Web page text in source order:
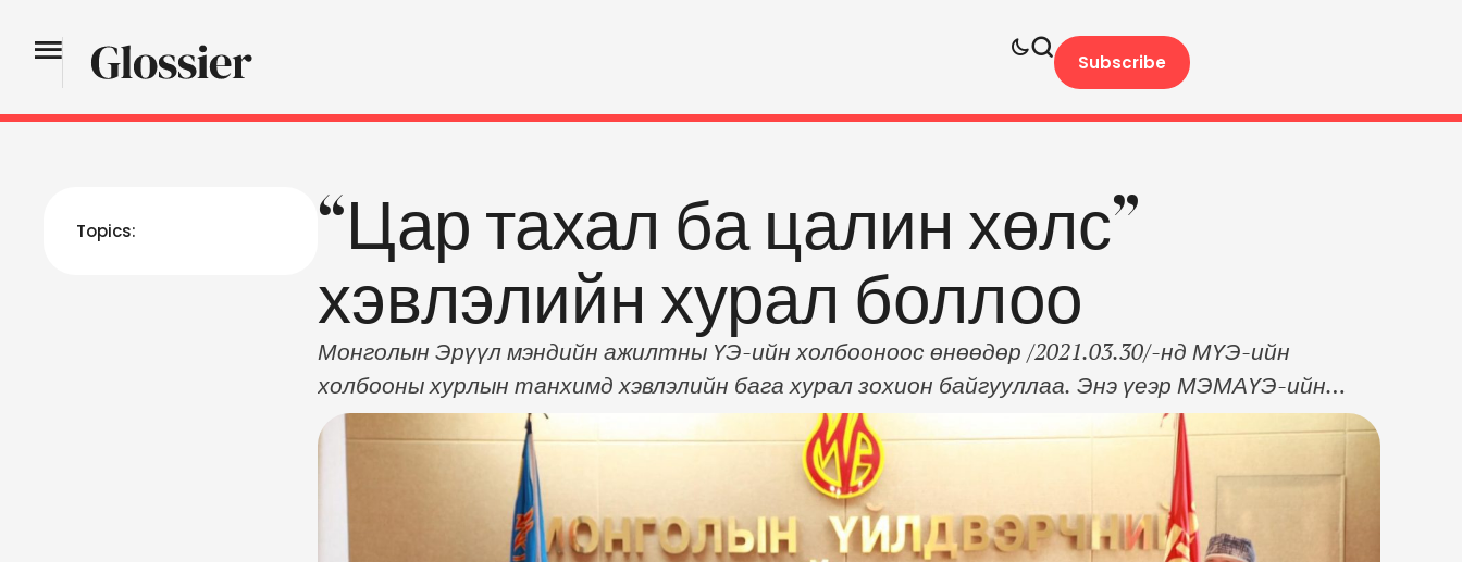
Subscribe
Topics:
“Цар тахал ба цалин хөлс”
хэвлэлийн хурал боллоо
Монголын Эрүүл мэндийн ажилтны ҮЭ-ийн холбооноос өнөөдөр /2021.03.30/-нд МҮЭ-ийн
холбооны хурлын танхимд хэвлэлийн бага хурал зохион байгууллаа. Энэ үеэр МЭМАҮЭ-ийн
холбооны дарга Х.Ариунаа хэлэхдээ “Монголын Эрүүл мэндийн ажилтны ҮЭ-ийн холбооноос эмч
нарын баярын өдрөөр Монгол орны өнцөг булан бүрд ажиллаж амьдарч байгаа эмч нарынхаа
хөдөлмөрлөх эрхийг хамгаалах ажлыг зохион байгуулж байна. Ковид-19 цар тахлын улмаас …